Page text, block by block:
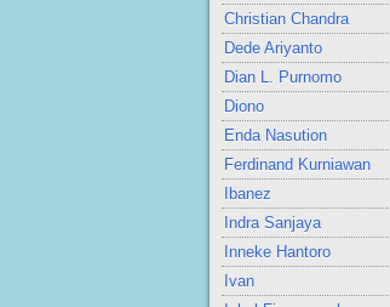
Christian Chandra
Dede Ariyanto
Dian L. Purnomo
Diono
Enda Nasution
Ferdinand Kurniawan
Ibanez
Indra Sanjaya
Inneke Hantoro
Ivan